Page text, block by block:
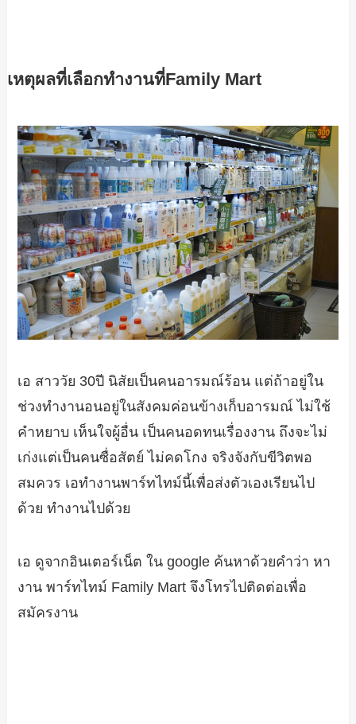
เหตุผลที่เลือกทำงานที่Family Mart
เอ สาววัย 30ปี นิสัยเป็นคนอารมณ์ร้อน แต่ถ้าอยู่ใน
ช่วงทำงานอนอยู่ในสังคมค่อนข้างเก็บอารมณ์ ไม่ใช้
คำหยาบ เห็นใจผู้อื่น เป็นคนอดทนเรื่องงาน ถึงจะไม่
เก่งแต่เป็นคนซื่อสัตย์ ไม่คดโกง จริงจังกับขีวิตพอ
สมควร เอทำงานพาร์ทไทม์นี้เพื่อส่งตัวเองเรียนไป
ด้วย ทำงานไปด้วย
เอ ดูจากอินเตอร์เน็ต ใน google ค้นหาด้วยคำว่า หา
งาน พาร์ทไทม์ Family Mart จึงโทรไปติดต่อเพื่อ
สมัครงาน